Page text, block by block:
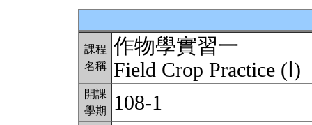
課程
名稱
作物學實習一
Field Crop Practice (Ⅰ)
開課
學期
108-1